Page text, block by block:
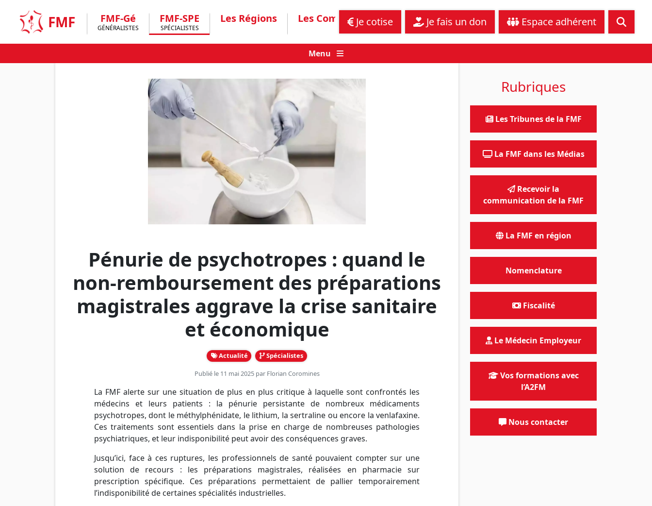
content
FMF FMF-Gé
GÉNÉRALISTES
FMF-SPE
SPÉCIALISTES
Les Régions Les Communiqués Assistance juridique Nous contacter
Je cotise Je fais un don Espace adhérent
Menu
Pénurie de psychotropes : quand le
non-remboursement des préparations
magistrales aggrave la crise sanitaire
et économique
Actualité Spécialistes
Publié le 11 mai 2025 par Florian Coromines
La FMF alerte sur une situation de plus en plus critique à laquelle sont confrontés les
médecins et leurs patients : la pénurie persistante de nombreux médicaments
psychotropes, dont le méthylphénidate, le lithium, la sertraline ou encore la venlafaxine.
Ces traitements sont essentiels dans la prise en charge de nombreuses pathologies
psychiatriques, et leur indisponibilité peut avoir des conséquences graves.
Jusqu’ici, face à ces ruptures, les professionnels de santé pouvaient compter sur une
solution de recours : les préparations magistrales, réalisées en pharmacie sur
prescription spécifique. Ces préparations permettaient de pallier temporairement
l’indisponibilité de certaines spécialités industrielles.
Rubriques
Les Tribunes de la FMF
La FMF dans les Médias
Recevoir la
communication de la FMF
La FMF en région
Nomenclature
Fiscalité
Le Médecin Employeur
Vos formations avec
l’A2FM
Nous contacter